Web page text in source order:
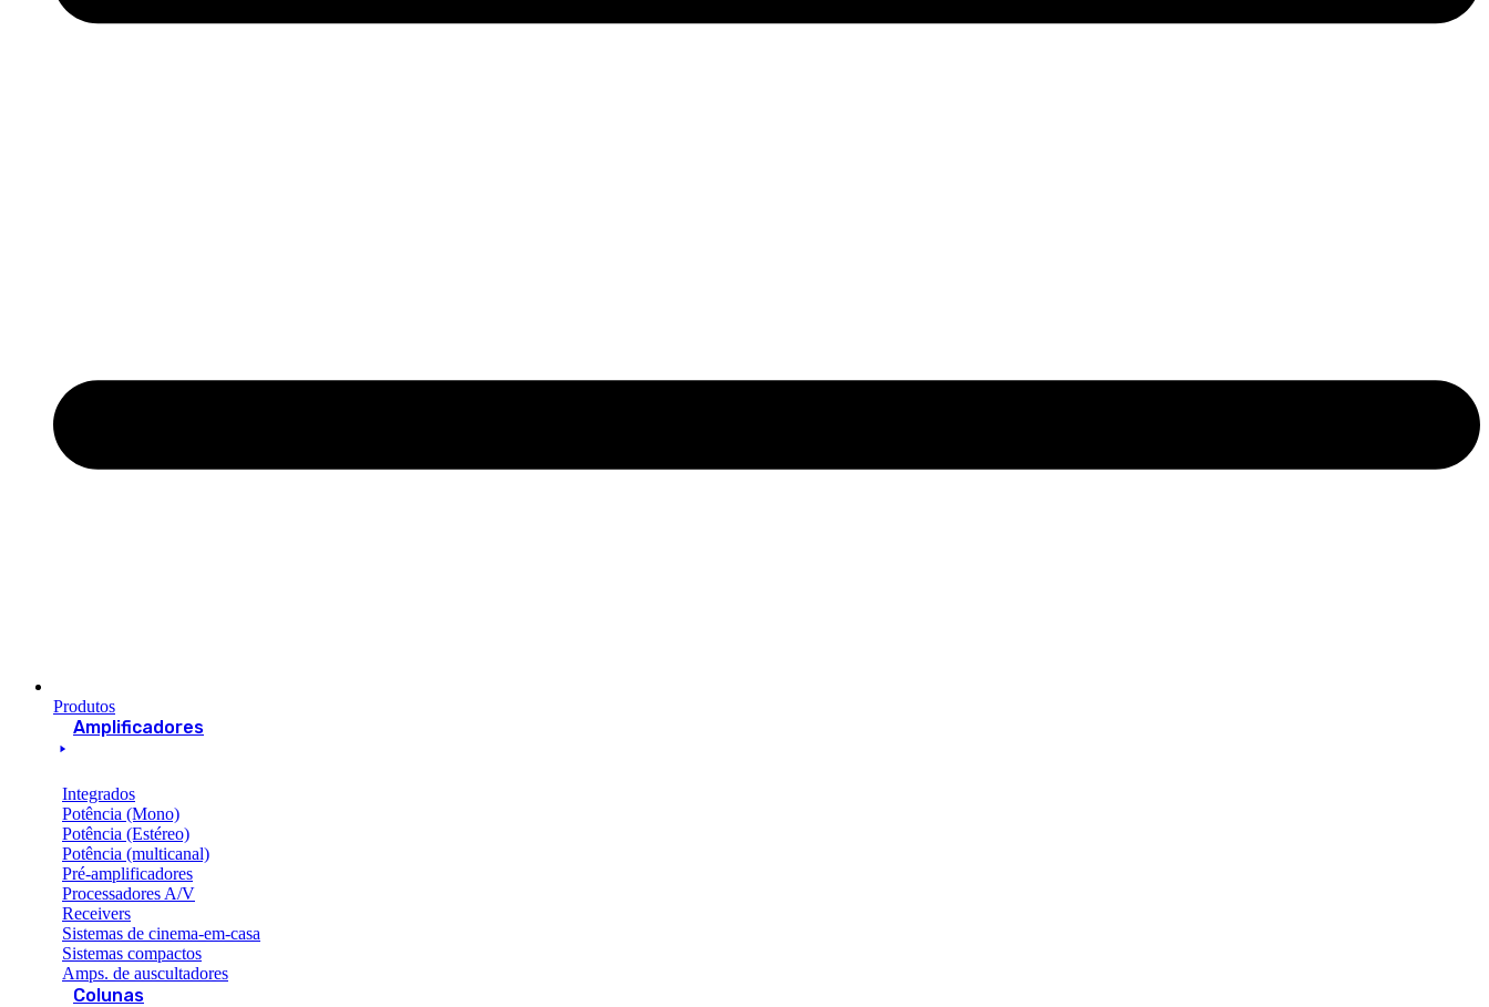
Produtos
Amplificadores
Integrados
Potência (Mono)
Potência (Estéreo)
Potência (multicanal)
Pré-amplificadores
Processadores A/V
Receivers
Sistemas de cinema-em-casa
Sistemas compactos
Amps. de auscultadores
Colunas